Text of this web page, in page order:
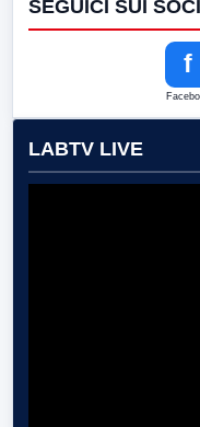
SEGUICI SUI
f
LABTV LIVE